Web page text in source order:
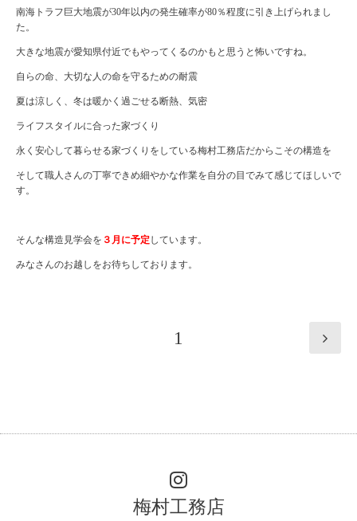
南海トラフ巨大地震が30年以内の発生確率が80％程度に引き上げられまし
た。
大きな地震が愛知県付近でもやってくるのかもと思うと怖いですね。
自らの命、大切な人の命を守るための耐震
夏は涼しく、冬は暖かく過ごせる断熱、気密
ライフスタイルに合った家づくり
永く安心して暮らせる家づくりをしている梅村工務店だからこその構造を
そして職人さんの丁寧できめ細やかな作業を自分の目でみて感じてほしいで
す。
そんな構造見学会を ３月に予定しています。
みなさんのお越しをお待ちしております。
1
梅村工務店